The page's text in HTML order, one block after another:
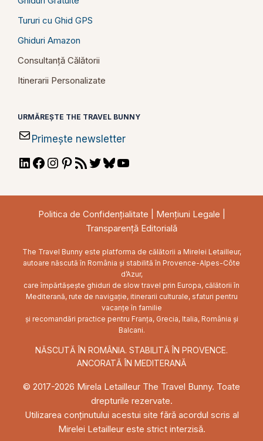
Tururi cu Ghid GPS
Ghiduri Amazon
Consultanță Călătorii
Itinerarii Personalizate
URMĂREȘTE THE TRAVEL BUNNY
Primește newsletter
LinkedIn
Facebook
Instagram
Pinterest
RSSTwitterBluesky
Politica de Confidențialitate Mențiuni Legale
Transparență Editorială
The Travel Bunny este platforma de călătorii a Mirelei Letailleur,
autoare născută în România și stabilită în Provence-Alpes-Côte
d’Azur,
care împărtășește ghiduri de slow travel prin Europa, călătorii în
Mediterană, rute de navigație, itinerarii culturale, sfaturi pentru
vacanțe în familie
și recomandări practice pentru Franța, Grecia, Italia, România și
Balcani.
NĂSCUTĂ ÎN ROMÂNIA. STABILITĂ ÎN PROVENCE.
ANCORATĂ ÎN MEDITERANĂ
© 2017-2026 Mirela Letailleur The Travel Bunny. Toate
drepturile rezervate.
Utilizarea conținutului acestui site fără acordul scris al
Mirelei Letailleur este strict interzisă.